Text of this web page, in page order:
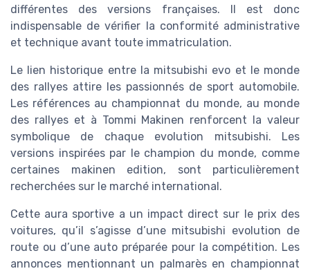
différentes des versions françaises. Il est donc
indispensable de vérifier la conformité administrative
et technique avant toute immatriculation.
Le lien historique entre la mitsubishi evo et le monde
des rallyes attire les passionnés de sport automobile.
Les références au championnat du monde, au monde
des rallyes et à Tommi Makinen renforcent la valeur
symbolique de chaque evolution mitsubishi. Les
versions inspirées par le champion du monde, comme
certaines makinen edition, sont particulièrement
recherchées sur le marché international.
Cette aura sportive a un impact direct sur le prix des
voitures, qu’il s’agisse d’une mitsubishi evolution de
route ou d’une auto préparée pour la compétition. Les
annonces mentionnant un palmarès en championnat